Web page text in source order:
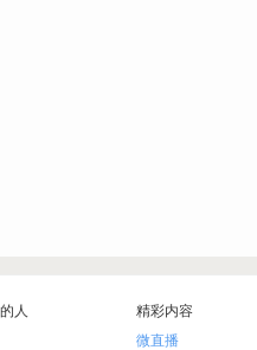
人
精彩内容
微直播